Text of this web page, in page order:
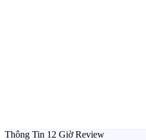
Thông Tin 12 Giờ Review